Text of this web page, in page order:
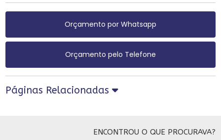
Orçamento por Whatsapp
Orçamento pelo Telefone
Páginas Relacionadas
ENCONTROU O QUE PROCURAVA?